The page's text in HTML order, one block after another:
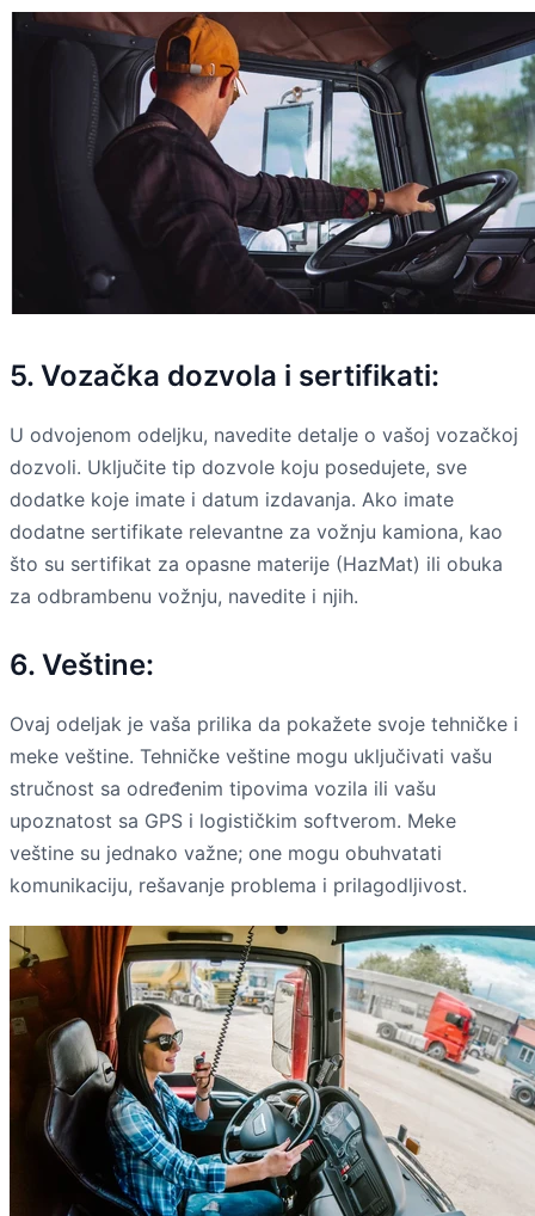
5. Vozačka dozvola i sertifikati:
U odvojenom odeljku, navedite detalje o vašoj vozačkoj
dozvoli. Uključite tip dozvole koju posedujete, sve
dodatke koje imate i datum izdavanja. Ako imate
dodatne sertifikate relevantne za vožnju kamiona, kao
što su sertifikat za opasne materije (HazMat) ili obuka
za odbrambenu vožnju, navedite i njih.
6. Veštine:
Ovaj odeljak je vaša prilika da pokažete svoje tehničke i
meke veštine. Tehničke veštine mogu uključivati vašu
stručnost sa određenim tipovima vozila ili vašu
upoznatost sa GPS i logističkim softverom. Meke
veštine su jednako važne; one mogu obuhvatati
komunikaciju, rešavanje problema i prilagodljivost.